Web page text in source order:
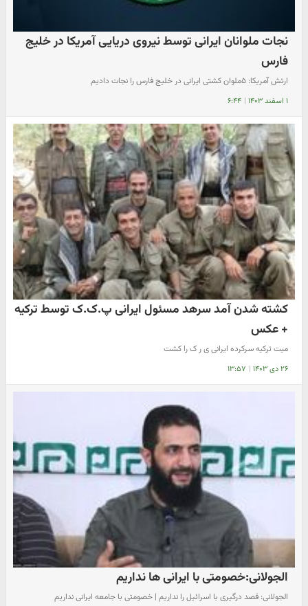
نجات ملوانان ایرانی توسط نیروی دریایی آمریکا در خلیج
فارس
ارتش آمریکا: ۵ملوان کشتی ایرانی در خلیج فارس را نجات دادیم
۱ اسفند ۱۴۰۳ | ۶:۴۴
کشته شدن آمد سرهد مسئول ایرانی پ.ک.ک توسط ترکیه
+ عکس
میت ترکیه سرکرده ایرانی ی ر ک را کشت
۲۶ دی ۱۴۰۳ | ۱۳:۵۷
الجولانی:خصومتی با ایرانی ها نداریم
الجولانی: قصد درگیری با اسرائیل را نداریم | خصومتی با جامعه ایرانی نداریم